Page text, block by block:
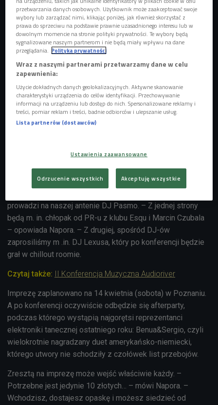
przykład "kondycja polskiego życia klubowego”. –
Zaprosiliśmy bardzo dużo, bardzo różnych osób –
opowiada Łukasz Napora, który poprowadzi imprezę, a na
prowadzi na naszej antenie DJ Pasmo. – Z jednej strony
będą m. in. chłopak od PR-u z klubu Esqu i Marcin Czubala
– opowiada Napora. – Z drugiej, spośród DJ-ów
zaprosiliśmy m .in. DJ Lexusa, który po konferencji będzie
grał w chillout roomie.
Czytaj także: II Konferencja Muzyczna Audioriver
Imprezę zaplanowano na 14 kwietnia (sobota) w Poznaniu.
A po konferencji oczywiście odbędzie się afterparty,
podczas którego wystąpią najgorętsi reprezentanci
elektroniki tanecznej ostatniego roku: Benua&Sergio, czyli
wielokrotnie nagradzany duet amerykańsko-niemiecki,
którego utwory nie schodziły z czołówek list przebojów.
Zresztą na imprezę może wejść właściwie każdy. –
Potrzebne jest jedynie 10 złotych… – mówi Napora. –
Wchodzisz, dostajesz opaskę i możesz siedzieć od
przetwarzania danych osobowych. Użytkownik może zaakceptować swoje
wybory lub zarządzać nimi, klikając poniżej, jak również skorzystać z
prawa do sprzeciwu na podstawie prawnie uzasadnionego interesu lub w
dowolnym momencie na stronie polityki prywatności. Te wybory będą
sygnalizowane naszym partnerom i nie będą miały wpływu na dane
przeglądania. Polityka prywatności
Wraz z naszymi partnerami przetwarzamy dane w celu
zapewnienia:
Użycie dokładnych danych geolokalizacyjnych. Aktywne skanowanie
charakterystyki urządzenia do celów identyfikacji. Przechowywanie
informacji na urządzeniu lub dostęp do nich. Spersonalizowane reklamy i
treści, pomiar reklam i treści, badnie odbiorców i ulepszanie usług.
Lista partnerów (dostawców)
Ustawienia zaawansowane
Odrzucenie wszystkich Akceptuję wszystkie